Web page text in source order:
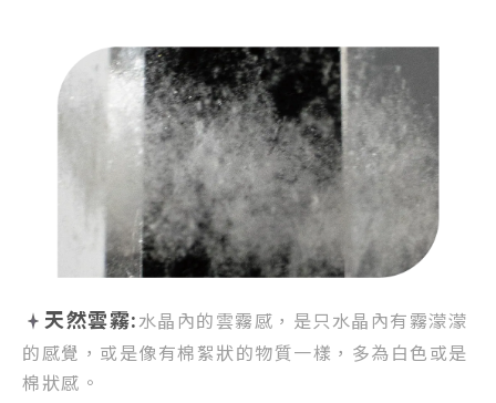
天然雲霧:水晶內的雲霧感， 是只水晶內有霧濛濛
的感覺， 或是像有棉絮狀的物質一樣， 多為白色或是
棉狀感。